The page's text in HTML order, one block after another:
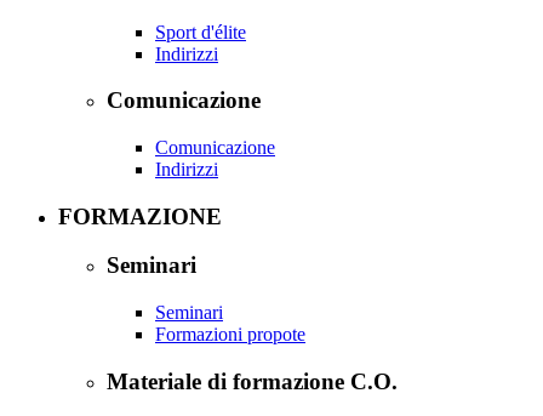
Sport d'élite
Indirizzi
Comunicazione
Comunicazione
Indirizzi
FORMAZIONE
Seminari
Seminari
Formazioni propote
Materiale di formazione C.O.